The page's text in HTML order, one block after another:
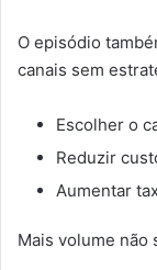
O episódio
canais sem
Escolher o
Reduzir
Aumentar
Mais volume não